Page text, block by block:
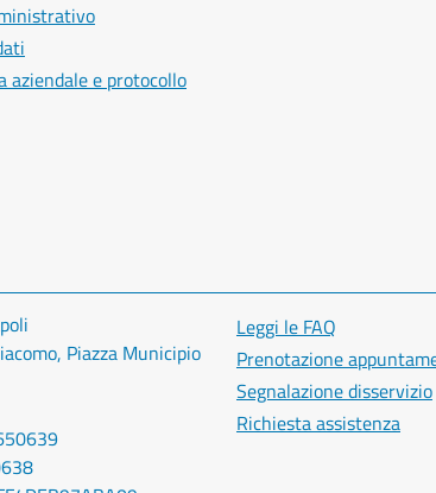
aziendale e protocollo
Piazza Municipio
Leggi le FAQ
Prenotazione
Segnalazione disservizio
Richiesta assistenza